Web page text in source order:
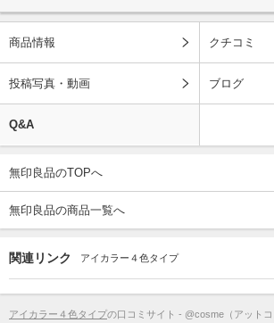
商品情報 クチコミ
投稿写真・動画 ブログ
Q&A
無印良品のTOPへ
無印良品の商品一覧へ
関連リンク アイカラー４色タイプ
アイカラー４色タイプの口コミサイト - @cosme（アットコ